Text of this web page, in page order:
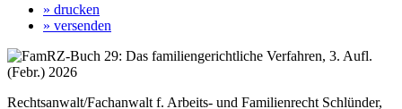
» drucken
» versenden
Rechtsanwalt/Fachanwalt f. Arbeits- und Familienrecht Schlünder,